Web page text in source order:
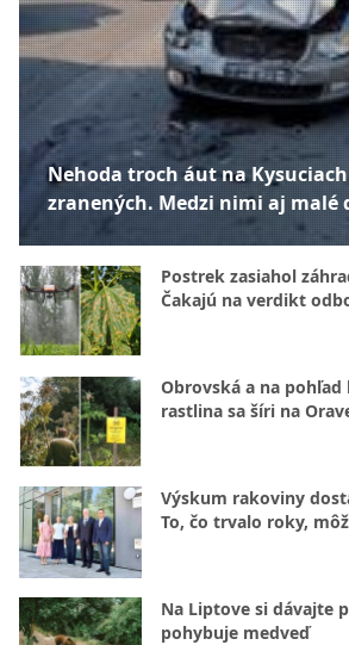
Nehoda troch áut na
zranených. Medzi nimi aj malé
Postrek zasiahol
Čakajú na verdikt
Obrovská a na pohľad
rastlina sa šíri na
Výskum rakoviny
To, čo trvalo roky,
Na Liptove si dávajte
pohybuje medveď